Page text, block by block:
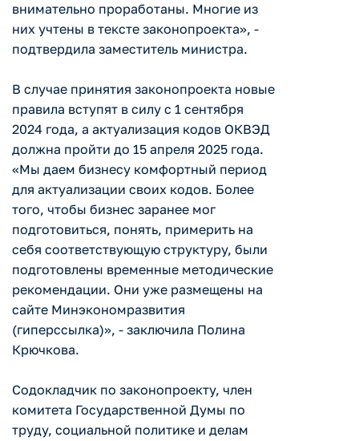
внимательно проработаны. Многие из
них учтены в тексте законопроекта», -
подтвердила заместитель министра.
В случае принятия законопроекта новые
правила вступят в силу с 1 сентября
2024 года, а актуализация кодов ОКВЭД
должна пройти до 15 апреля 2025 года.
«Мы даем бизнесу комфортный период
для актуализации своих кодов. Более
того, чтобы бизнес заранее мог
подготовиться, понять, примерить на
себя соответствующую структуру, были
подготовлены временные методические
рекомендации. Они уже размещены на
сайте Минэкономразвития
(гиперссылка)», - заключила Полина
Крючкова.
Содокладчик по законопроекту, член
комитета Государственной Думы по
труду, социальной политике и делам